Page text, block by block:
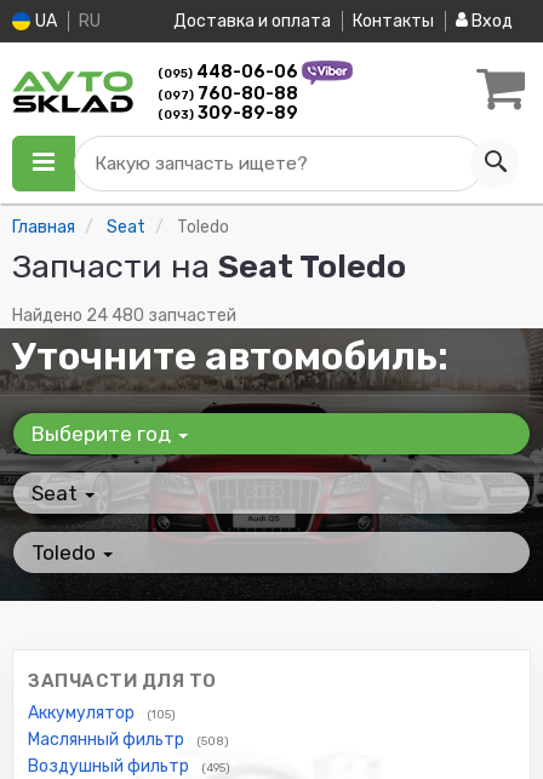
UA RU Доставка и оплата Контакты Вход
(095) 448-06-06
(097) 760-80-88
(093) 309-89-89
Какую запчасть ищете?
Главная Seat Toledo
Запчасти на Seat Toledo
Найдено 24 480 запчастей
Уточните автомобиль:
Выберите год
Seat
Toledo
ЗАПЧАСТИ ДЛЯ ТО
Аккумулятор (105)
Маслянный фильтр (508)
Воздушный фильтр (495)